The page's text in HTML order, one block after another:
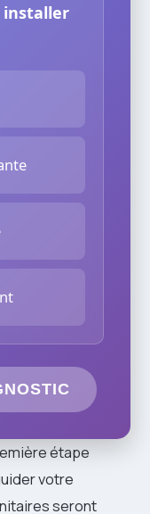
installer
étape
votre
seront